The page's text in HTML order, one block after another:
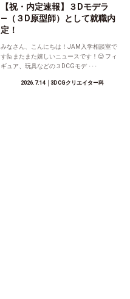
【祝・内定速報】３Dモデラ
―（３D原型師）として就職内
定！
みなさん、こんにちは！JAM入学相談室で
す🙋またまた嬉しいニュースです！😊 フィ
ギュア、玩具などの３DCGモデ ･･･
2026.7.14│3DCGクリエイター科